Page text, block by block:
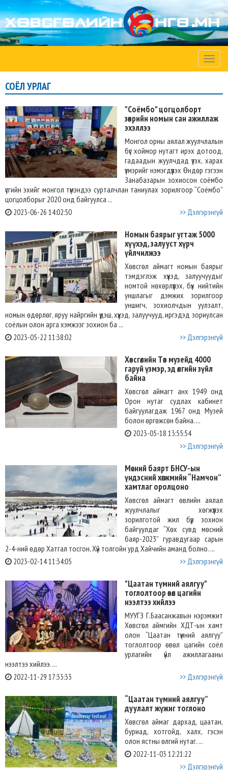
Toggle
СОЁЛ УРЛАГ
"Соёмбо" цогцолборт
зөөврийн номын сан ажиллаж
эхэллээ
Монгол орны аялал жуулчлалын
бүс хоймор нутагт ирэх дотоод,
гадаадын жуулчдад үзэх, харах
үзмэрийг нэмэгдүүлэх Өндөр гэгээн
Занабазарын зохиосон соёмбо
үсгийн эхийг монгол түмэндээ сурталчлан таниулах зорилгоор “Соёмбо”
цогцолборыг 2020 онд байгуулса ...
2023-06-26 14:02:50 >> Дэлгэрэнгүй
Номын баярыг угтаж 5000
хүүхэд, залууст хүрч
үйлчилжээ
Хөвсгөл аймагт номын баярыг
тэмдэглэж хүүхэд, залуучуудыг
номтой нөхөрлүүлэх, бүх нийтийн
уншлагыг дэмжих зорилгоор
уншигч, зохиолчдын уулзалт,
номын өдөрлөг, яруу найргийн үдэш, хүүхэд, залуучууд, иргэдэд зориулсан
соёлын олон арга хэмжээг зохион ба ...
2023-05-22 11:38:02 >> Дэлгэрэнгүй
Хөвсгөлийн Төв музейд 4000
гаруй үзмэр, эд өлгийн зүйл
байна
Хөвсгөл аймагт анх 1949 онд
Орон нутаг судлах кабинет
байгуулагдаж 1967 онд Музей
болон өргөжсөн байна. ...
2023-05-18 13:55:54
>> Дэлгэрэнгүй
Мөсний баярт БНСУ-ын
үндэсний хөгжмийн “Намчон”
хамтлаг оролцоно
Хөвсгөл аймагт өвлийн аялал
жуулчлалыг хөгжүүлэх
зорилготой жил бүр зохион
байгуулдаг “Хөх сувд мөсний
баяр-2023” гуравдугаар сарын
2-4-ний өдөр Хатгал тосгон, Хүй толгойн урд Хайчийн аманд болно. ...
2023-02-14 11:34:05 >> Дэлгэрэнгүй
"Цаатан түмний аялгуу"
тоглолтоор өвөл цагийн
нээлтээ хийлээ
МУУГЗ Г.Баасанжавын нэрэмжит
Хөвсгөл аймгийн ХДТ-ын хамт
олон “Цаатан түмний аялгуу”
тоглолтоор өвөл цагийн соёл
урлагийн үйл ажиллагааны
нээлтээ хийлээ. ...
2022-11-29 17:33:33 >> Дэлгэрэнгүй
“Цаатан түмний аялгуу”
дуулалт жүжиг тоглоно
Хөвсгөл аймаг дархад, цаатан,
буриад, хотгойд, халх, гэсэн
олон ястны өлгий нутаг. ...
2022-11-03 12:21:22
>> Дэлгэрэнгүй